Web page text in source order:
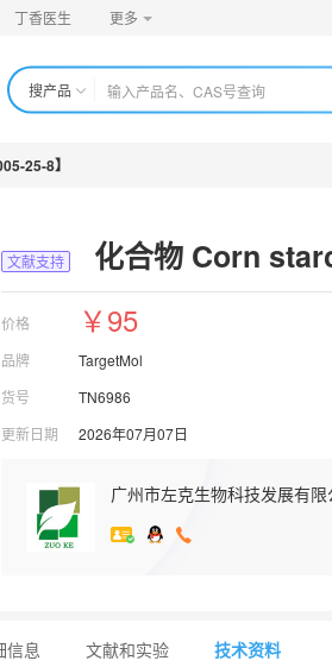
丁香医生 更多
搜产品
25-8】
文献支持 化合物 Corn
价格 ￥95
品牌
TargetMol
货号
TN6986
更新日期
2026年07月07日
广州市左克生物科技发展有限
信息 文献和实验 技术资料